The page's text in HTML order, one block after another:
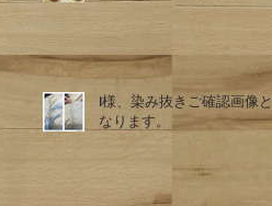
I様、染み抜きご確認画像と
なります。